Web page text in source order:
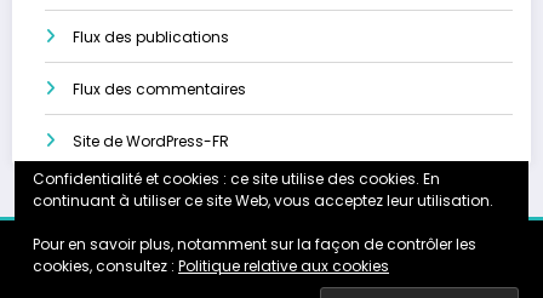
Flux des publications
Flux des commentaires
Site de WordPress-FR
Accueil Calendrier Instagram Galerie
Partenariats
About
Confidentialité et cookies : ce site utilise des cookies. En
continuant à utiliser ce site Web, vous acceptez leur utilisation.
Pour en savoir plus, notamment sur la façon de contrôler les
cookies, consultez : Politique relative aux cookies